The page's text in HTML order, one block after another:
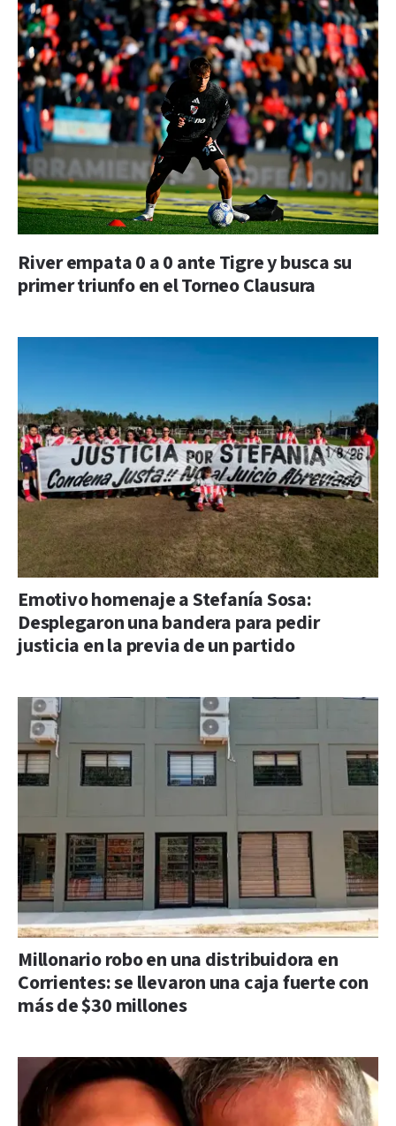
River empata 0 a 0 ante Tigre y busca su
primer triunfo en el Torneo Clausura
Emotivo homenaje a Stefanía Sosa:
Desplegaron una bandera para pedir
justicia en la previa de un partido
Millonario robo en una distribuidora en
Corrientes: se llevaron una caja fuerte con
más de $30 millones